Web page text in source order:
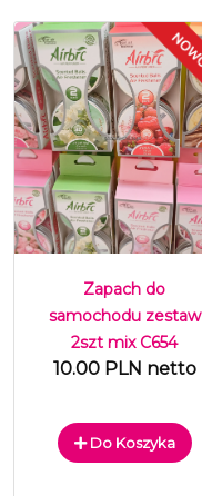
Zapach do
samochodu zestaw
2szt mix C654
10.00 PLN netto
Do Koszyka